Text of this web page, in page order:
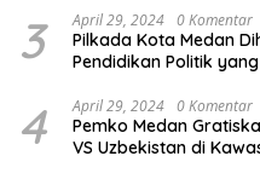
3 April 29, 2024 0 Komentar
Pilkada Kota Medan
Pendidikan Politik
4 April 29, 2024 0 Komentar
Pemko Medan
VS Uzbekistan di